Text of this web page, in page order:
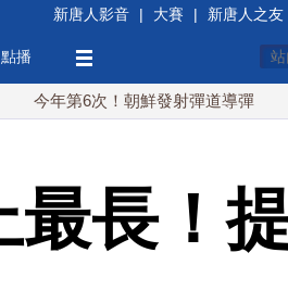
新唐人影音 | 大賽 | 新唐人之友
點播
6次！朝鮮發射彈道導彈 落日本EEZ外
最長！